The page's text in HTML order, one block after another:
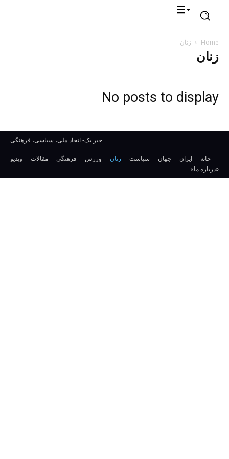
Home زنان
زنان
No posts to display
خبر یک- اتحاد ملی، سیاسی، فرهنگی
خانه ایران جهان سیاست زنان ورزش فرهنگی مقالات
ویدیو
«درباره ما»